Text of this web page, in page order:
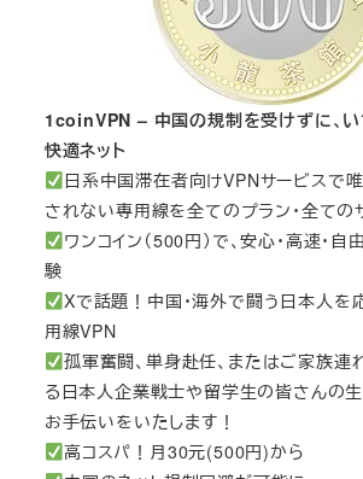
1coinVPN – 中国の規制を受けずに、
快適ネット
日系中国滞在者向けVPNサービスで
されない専用線を全てのプラン・全ての
ワンコイン（500円）で、安心・高速・
験
Xで話題！中国・海外で闘う日本人を
用線VPN
孤軍奮闘、単身赴任、またはご家族連
る日本人企業戦士や留学生の皆さんの
お手伝いをいたします！
高コスパ！月30元(500円)から